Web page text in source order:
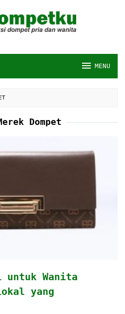
MENU
Dompet
untuk Wanita
yang